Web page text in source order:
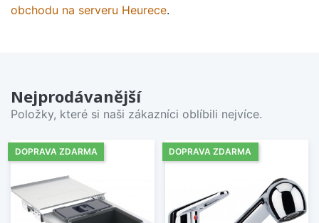
obchodu na serveru Heurece.
Nejprodávanější
Položky, které si naši zákazníci oblíbili nejvíce.
DOPRAVA ZDARMA DOPRAVA ZDARMA